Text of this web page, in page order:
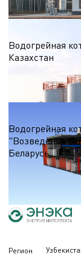
Водогрейные
Водогрейная
Казахстан
Водогрейные
Водогрейная
"Возведение
Беларусь
Регион